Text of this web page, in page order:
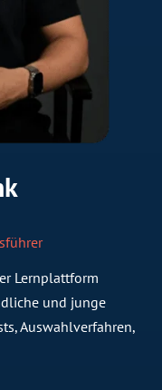
Lernplattform
und junge
Auswahlverfahren,